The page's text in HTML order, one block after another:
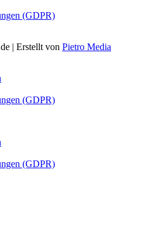
(GDPR)
| Erstellt von Pietro Media
(GDPR)
(GDPR)